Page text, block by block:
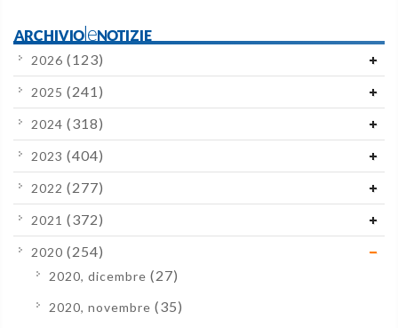
ARCHIVIOleNOTIZIE
2026 (123)
2025 (241)
2024 (318)
2023 (404)
2022 (277)
2021 (372)
2020 (254)
2020, dicembre (27)
2020, novembre (35)